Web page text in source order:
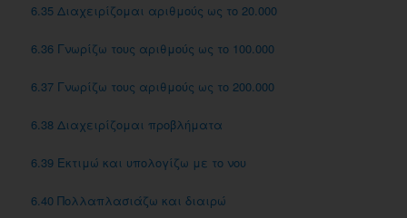
6.35 Διαχειρίζομαι αριθμούς ως το 20.000
6.36 Γνωρίζω τους αριθμούς ως το 100.000
6.37 Γνωρίζω τους αριθμούς ως το 200.000
6.38 Διαχειρίζομαι προβλήματα
6.39 Εκτιμώ και υπολογίζω με το νου
6.40 Πολλαπλασιάζω και διαιρώ